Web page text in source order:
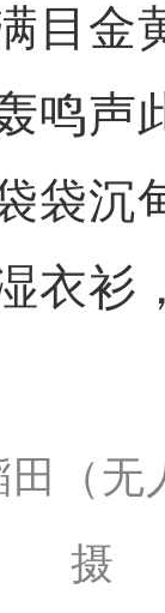
目金
鸣声
袋沉
衣衫